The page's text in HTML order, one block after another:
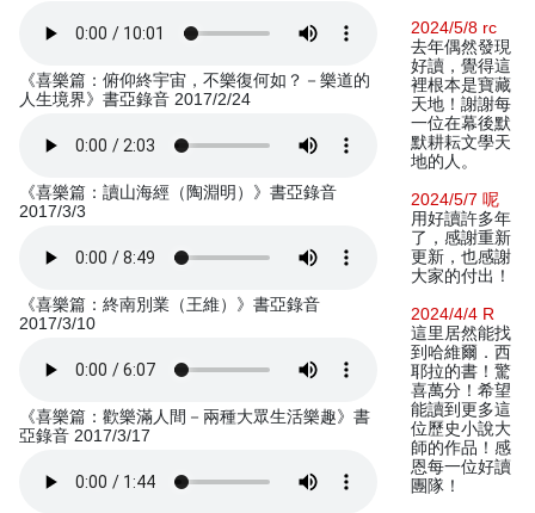
《喜樂篇：俯仰終宇宙，不樂復何如？－樂道的
人生境界》書亞錄音 2017/2/24
《喜樂篇：讀山海經（陶淵明）》書亞錄音
2017/3/3
《喜樂篇：終南別業（王維）》書亞錄音
2017/3/10
《喜樂篇：歡樂滿人間－兩種大眾生活樂趣》書
亞錄音 2017/3/17
2024/5/8 rc
去年偶然發現
好讀，覺得這
裡根本是寶藏
天地！謝謝每
一位在幕後默
默耕耘文學天
地的人。
2024/5/7 呢
用好讀許多年
了，感謝重新
更新，也感謝
大家的付出！
2024/4/4 R
這里居然能找
到哈維爾．西
耶拉的書！驚
喜萬分！希望
能讀到更多這
位歷史小說大
師的作品！感
恩每一位好讀
團隊！